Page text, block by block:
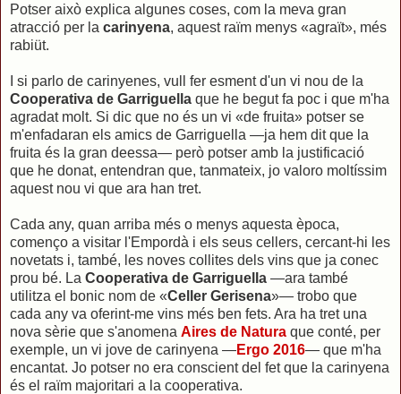
Potser això explica algunes coses, com la meva gran
atracció per la carinyena, aquest raïm menys «agraït», més
rabiüt.
I si parlo de carinyenes, vull fer esment d'un vi nou de la
Cooperativa de Garriguella que he begut fa poc i que m'ha
agradat molt. Si dic que no és un vi «de fruita» potser se
m'enfadaran els amics de Garriguella —ja hem dit que la
fruita és la gran deessa— però potser amb la justificació
que he donat, entendran que, tanmateix, jo valoro moltíssim
aquest nou vi que ara han tret.
Cada any, quan arriba més o menys aquesta època,
començo a visitar l'Empordà i els seus cellers, cercant-hi les
novetats i, també, les noves collites dels vins que ja conec
prou bé. La Cooperativa de Garriguella —ara també
utilitza el bonic nom de «Celler Gerisena»— trobo que
cada any va oferint-me vins més ben fets. Ara ha tret una
nova sèrie que s'anomena Aires de Natura que conté, per
exemple, un vi jove de carinyena —Ergo 2016— que m'ha
encantat. Jo potser no era conscient del fet que la carinyena
és el raïm majoritari a la cooperativa.